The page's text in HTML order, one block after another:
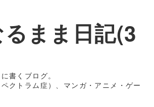
まま日記(3
書くブログ。
クトラム症）、マンガ・アニメ・ゲー